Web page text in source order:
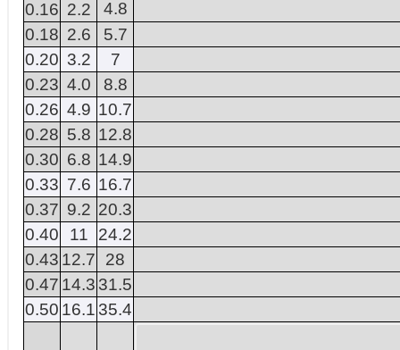
0.16 2.2
4.8
0.18 2.6
5.7
0.20 3.2
7
0.23 4.0
8.8
0.26 4.9 10.7
0.28 5.8 12.8
0.30 6.8 14.9
0.33 7.6 16.7
0.37 9.2 20.3
0.40
11
24.2
0.43 12.7
28
0.47 14.3 31.5
0.50 16.135.4